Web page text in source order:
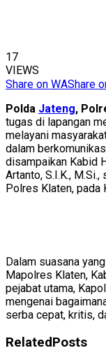
17
VIEWS
Share on WAShare
Polda Jateng,
tugas di lapangan
melayani
dalam
disampaikan Kabid
Artanto, S.I.K.,
Polres Klaten,
Dalam suasana
Mapolres Klaten,
pejabat utama,
mengenai
serba cepat, kritis,
RelatedPosts